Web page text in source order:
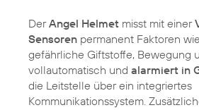
DerAngel Helmet misst mit einer
Sensoren permanent Faktoren
gefährliche Giftstoffe, Bewegung
vollautomatisch und alarmiert in
die Leitstelle über ein integriertes
Kommunikationssystem.